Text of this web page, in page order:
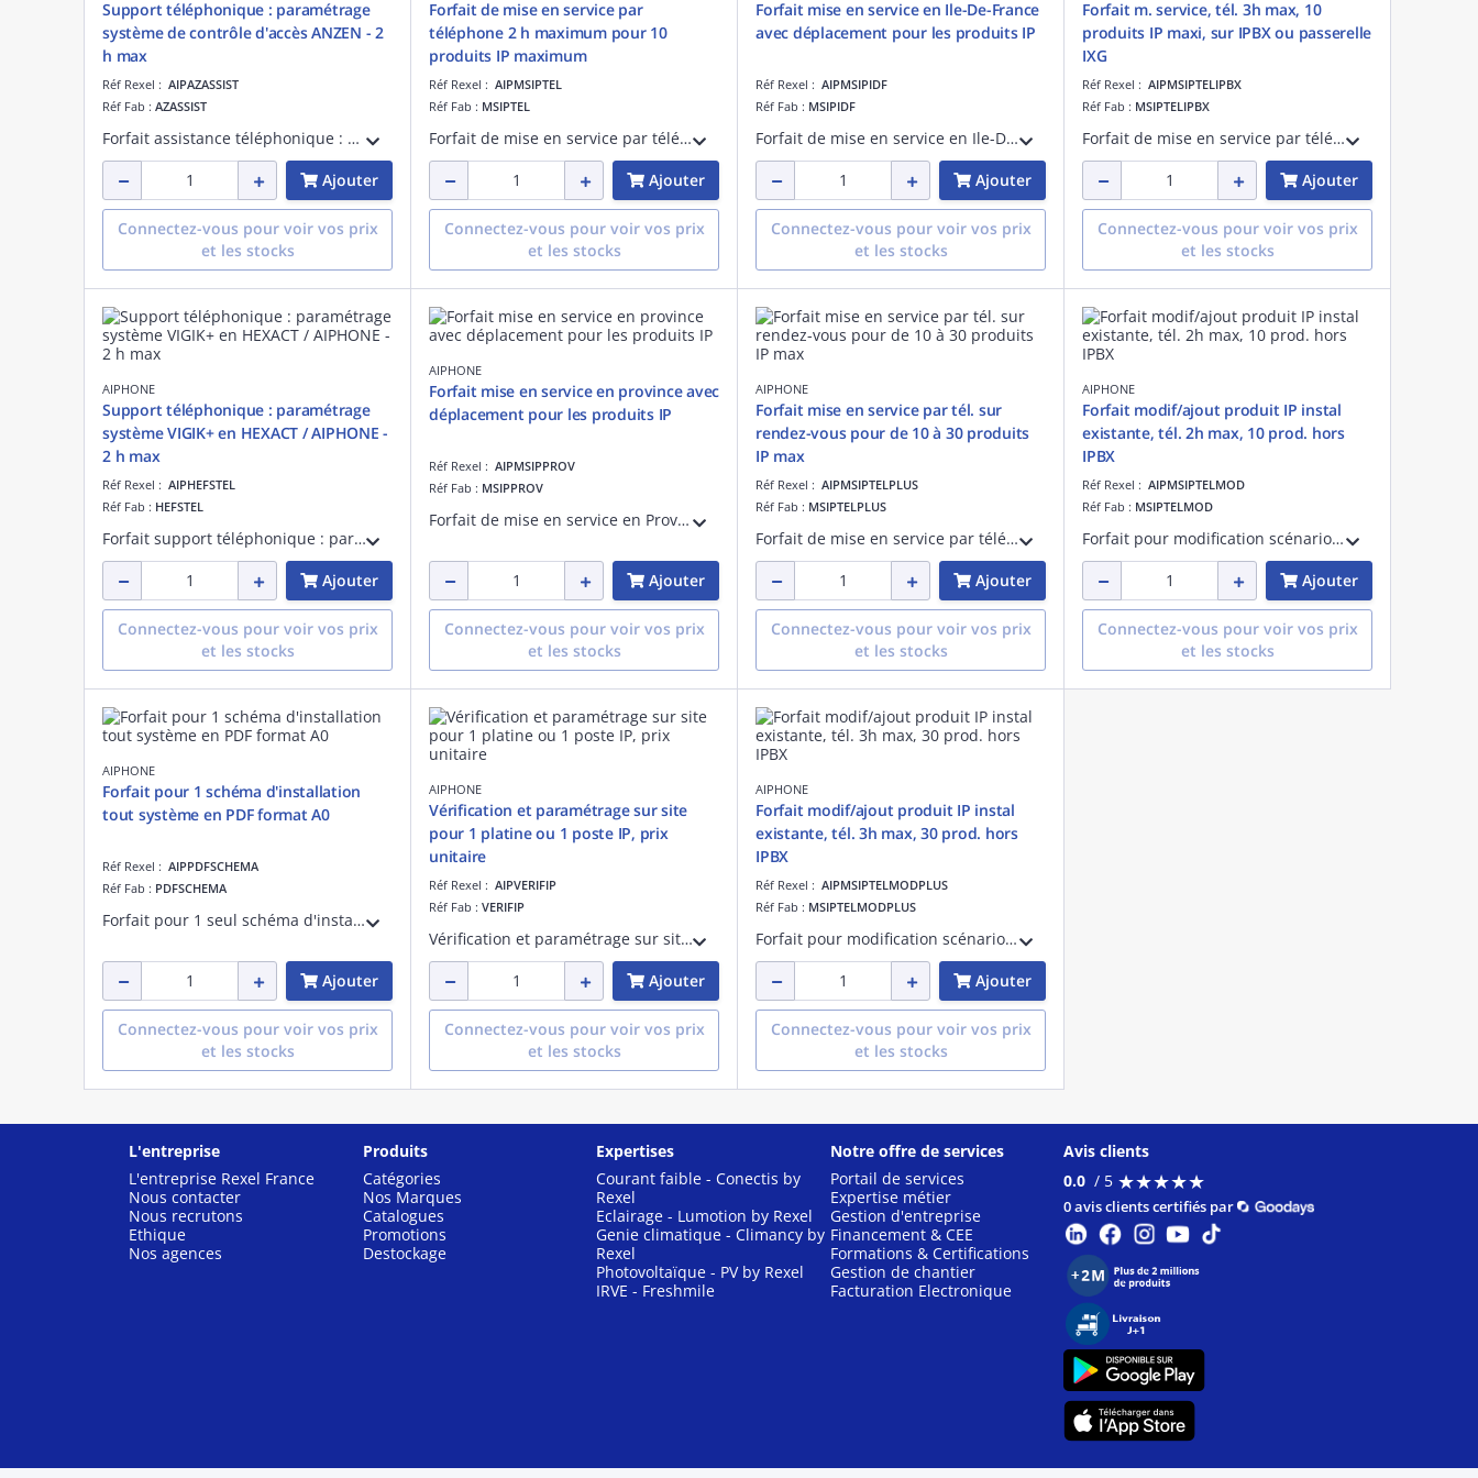
Support téléphonique : paramétrage
système de contrôle d'accès ANZEN - 2
h max
Réf Rexel : AIPAZASSIST
Réf Fab : AZASSIST
Forfait assistance téléphonique : paramétrage du système de contrôle d'accès ANZEN - 2 h maximum sur rendez-vous
Ajouter
Connectez-vous pour voir vos prix
et les stocks
Forfait de mise en service par
téléphone 2 h maximum pour 10
produits IP maximum
Réf Rexel : AIPMSIPTEL
Réf Fab : MSIPTEL
Forfait de mise en service par téléphone 2 h maximum par le technicien Aiphone, pour 10 produits en IP de la gamme IX ou IXG maximum
Ajouter
Connectez-vous pour voir vos prix
et les stocks
Forfait mise en service en Ile-De-France
avec déplacement pour les produits IP
Réf Rexel : AIPMSIPIDF
Réf Fab : MSIPIDF
Forfait de mise en service en Ile-De-France avec déplacement du technicien Aiphone, pour les produits en IP de la gamme IX ou IXG
Ajouter
Connectez-vous pour voir vos prix
et les stocks
Forfait m. service, tél. 3h max, 10
produits IP maxi, sur IPBX ou passerelle
IXG
Réf Rexel : AIPMSIPTELIPBX
Réf Fab : MSIPTELIPBX
Forfait de mise en service par téléphone 3 h max sur rendez-vous, pour 10 produits IP maxi des gammes IX ou IXG avec paramétrage des produits IP Aiphone et compte SIP pour lien avec IPBX ou IXGWGW
Ajouter
Connectez-vous pour voir vos prix
et les stocks
AIPHONE
Support téléphonique : paramétrage
système VIGIK+ en HEXACT / AIPHONE -
2 h max
Réf Rexel : AIPHEFSTEL
Réf Fab : HEFSTEL
Forfait support téléphonique : paramétrage système Vigik+ en Hexact / Aiphone via Hexatweb - 2 h maximum sur rendez-vous
Ajouter
Connectez-vous pour voir vos prix
et les stocks
AIPHONE
Forfait mise en service en province avec
déplacement pour les produits IP
Réf Rexel : AIPMSIPPROV
Réf Fab : MSIPPROV
Forfait de mise en service en Province avec déplacement du technicien Aiphone, pour les produits en IP de la gamme IX ou IXG
Ajouter
Connectez-vous pour voir vos prix
et les stocks
AIPHONE
Forfait mise en service par tél. sur
rendez-vous pour de 10 à 30 produits
IP max
Réf Rexel : AIPMSIPTELPLUS
Réf Fab : MSIPTELPLUS
Forfait de mise en service par téléphone sur rendez-vous par le technicien Aiphone, pour de 10 à 30 produits en IP de la gamme IX ou IXG maximum
Ajouter
Connectez-vous pour voir vos prix
et les stocks
AIPHONE
Forfait modif/ajout produit IP instal
existante, tél. 2h max, 10 prod. hors
IPBX
Réf Rexel : AIPMSIPTELMOD
Réf Fab : MSIPTELMOD
Forfait pour modification scénario, ajout produit sur une installation existante par téléphone 2 h max sur rendez-vous pour 10 produits maxi (sauvegarde obligatoire), hors IPBX
Ajouter
Connectez-vous pour voir vos prix
et les stocks
AIPHONE
Forfait pour 1 schéma d'installation
tout système en PDF format A0
Réf Rexel : AIPPDFSCHEMA
Réf Fab : PDFSCHEMA
Forfait pour 1 seul schéma d'installation tout système en PDF format A0 - Délai de réalisation 4 semaines à réception des prérequis
Ajouter
Connectez-vous pour voir vos prix
et les stocks
AIPHONE
Vérification et paramétrage sur site
pour 1 platine ou 1 poste IP, prix
unitaire
Réf Rexel : AIPVERIFIP
Réf Fab : VERIFIP
Vérification et paramétrage sur site par le technicien Aiphone pour une platine ou un poste en IP, prix unitaire
Ajouter
Connectez-vous pour voir vos prix
et les stocks
AIPHONE
Forfait modif/ajout produit IP instal
existante, tél. 3h max, 30 prod. hors
IPBX
Réf Rexel : AIPMSIPTELMODPLUS
Réf Fab : MSIPTELMODPLUS
Forfait pour modification scénario, ajout produit sur une installation existante par téléphone 3 h max sur rendez-vous pour 30 produits maxi (sauvegarde obligatoire), hors IPBX
Ajouter
Connectez-vous pour voir vos prix
et les stocks
L'entreprise
L'entreprise Rexel France
Nous contacter
Nous recrutons
Ethique
Nos agences
Produits
Catégories
Nos Marques
Catalogues
Promotions
Destockage
Expertises
Courant faible - Conectis by
Rexel
Eclairage - Lumotion by Rexel
Genie climatique - Climancy by
Rexel
Photovoltaïque - PV by Rexel
IRVE - Freshmile
Notre offre de services
Portail de services
Expertise métier
Gestion d'entreprise
Financement & CEE
Formations & Certifications
Gestion de chantier
Facturation Electronique
Avis clients
0.0 / 5 ★★★★★
★★★★★
0 avis clients certifiés par